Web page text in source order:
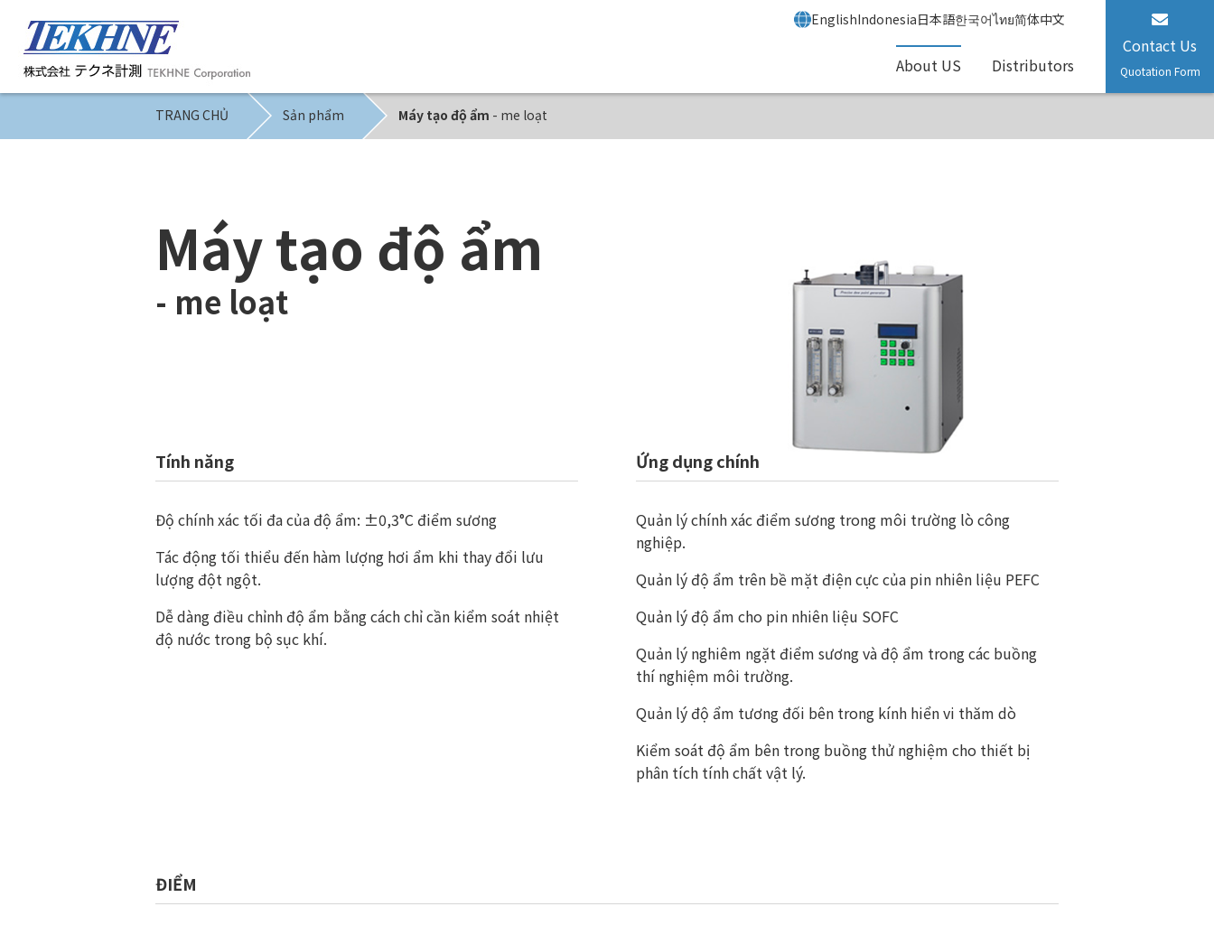
About US Distributors
Contact Us
Quotation Form
EnglishIndonesia日本語한국어ไทย简体中文
TRANG CHỦ Sản phẩm Máy tạo độ ẩm - me loạt
Máy tạo độ ẩm
- me loạt
Tính năng
Độ chính xác tối đa của độ ẩm: ±0,3°C điểm sương
Tác động tối thiểu đến hàm lượng hơi ẩm khi thay đổi lưu
lượng đột ngột.
Dễ dàng điều chỉnh độ ẩm bằng cách chỉ cần kiểm soát nhiệt
độ nước trong bộ sục khí.
Ứng dụng chính
Quản lý chính xác điểm sương trong môi trường lò công
nghiệp.
Quản lý độ ẩm trên bề mặt điện cực của pin nhiên liệu PEFC
Quản lý độ ẩm cho pin nhiên liệu SOFC
Quản lý nghiêm ngặt điểm sương và độ ẩm trong các buồng
thí nghiệm môi trường.
Quản lý độ ẩm tương đối bên trong kính hiển vi thăm dò
Kiểm soát độ ẩm bên trong buồng thử nghiệm cho thiết bị
phân tích tính chất vật lý.
ĐIỂM